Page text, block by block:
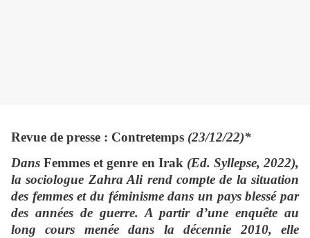
Revue de presse : Contretemps (23/12/22)*
DansFemmes et genre en Irak (Ed. Syllepse, 2022),
la sociologue Zahra Ali rend compte de la situation
des femmes et du féminisme dans un pays blessé par
des années de guerre. A partir d’une enquête au
long cours menée dans la décennie 2010, elle